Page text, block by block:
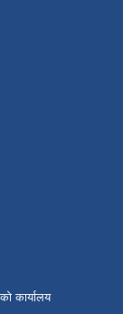
कार्यालय